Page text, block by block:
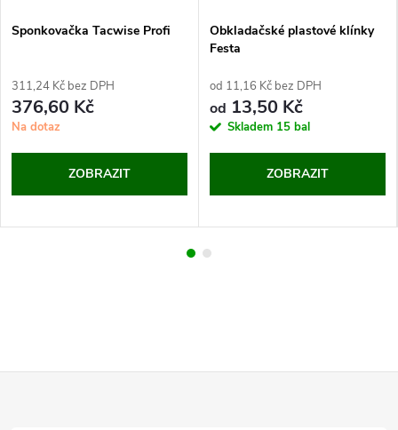
Sponkovačka Tacwise Profi
311,24 Kč bez DPH
376,60 Kč
Na dotaz
ZOBRAZIT
Obkladačské plastové klínky
Festa
od 11,16 Kč bez DPH
od 13,50 Kč
Skladem 15 bal
ZOBRAZIT